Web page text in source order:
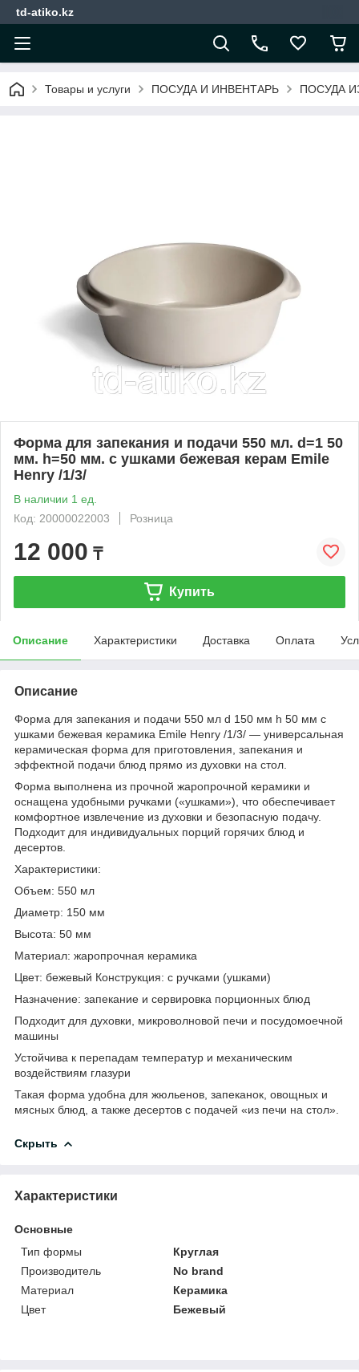
td-atiko.kz
Товары и услуги ПОСУДА И ИНВЕНТАРЬ ПОСУДА
Форма для запекания и подачи 550 мл. d=1 50
мм. h=50 мм. с ушками бежевая керам Emile
Henry /1/3/
В наличии 1 ед.
Код: 20000022003
Розница
12 000 ₸
Купить
Описание Характеристики Доставка Оплата
Описание
Форма для запекания и подачи 550 мл d 150 мм h 50 мм с
ушками бежевая керамика Emile Henry /1/3/ — универсальная
керамическая форма для приготовления, запекания и
эффектной подачи блюд прямо из духовки на стол.
Форма выполнена из прочной жаропрочной керамики и
оснащена удобными ручками («ушками»), что обеспечивает
комфортное извлечение из духовки и безопасную подачу.
Подходит для индивидуальных порций горячих блюд и
десертов.
Характеристики:
Объем: 550 мл
Диаметр: 150 мм
Высота: 50 мм
Материал: жаропрочная керамика
Цвет: бежевый Конструкция: с ручками (ушками)
Назначение: запекание и сервировка порционных блюд
Подходит для духовки, микроволновой печи и посудомоечной
машины
Устойчива к перепадам температур и механическим
воздействиям глазури
Такая форма удобна для жюльенов, запеканок, овощных и
мясных блюд, а также десертов с подачей «из печи на стол».
Скрыть
Характеристики
Основные
Тип формы
Круглая
Производитель
No brand
Материал
Керамика
Цвет
Бежевый